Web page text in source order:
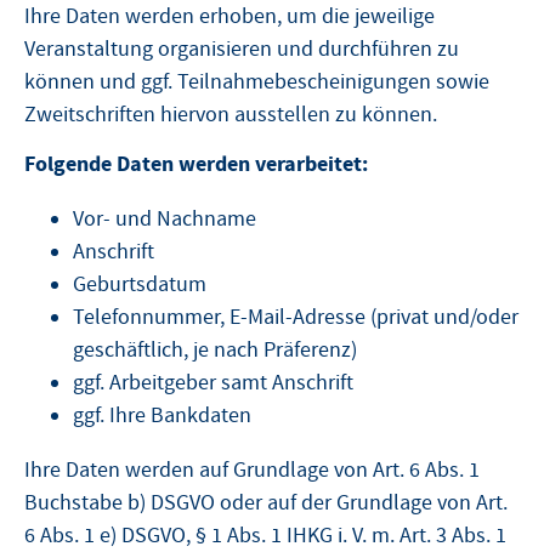
Ihre Daten werden erhoben, um die jeweilige
Veranstaltung organisieren und durchführen zu
können und ggf. Teilnahmebescheinigungen sowie
Zweitschriften hiervon ausstellen zu können.
Folgende Daten werden verarbeitet:
Vor- und Nachname
Anschrift
Geburtsdatum
Telefonnummer, E-Mail-Adresse (privat und/oder
geschäftlich, je nach Präferenz)
ggf. Arbeitgeber samt Anschrift
ggf. Ihre Bankdaten
Ihre Daten werden auf Grundlage von Art. 6 Abs. 1
Buchstabe b) DSGVO oder auf der Grundlage von Art.
6 Abs. 1 e) DSGVO, § 1 Abs. 1 IHKG i. V. m. Art. 3 Abs. 1